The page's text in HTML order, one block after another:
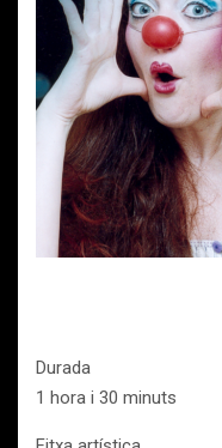
Durada
1 hora i 30 minuts